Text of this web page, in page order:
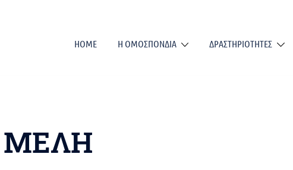
HOME Η ΟΜΟΣΠΟΝΔΙΑ ΔΡΑΣΤΗΡΙΟΤΗΤΕΣ
ΜΕΛΗ